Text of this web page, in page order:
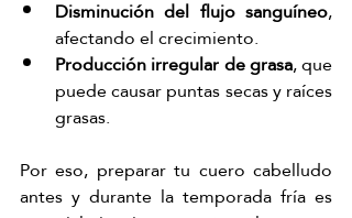
Disminución del flujo sanguíneo,
afectando el crecimiento.
Producción irregular de grasa, que
puede causar puntas secas y raíces
grasas.
Por eso, preparar tu cuero cabelludo
antes y durante la temporada fría es